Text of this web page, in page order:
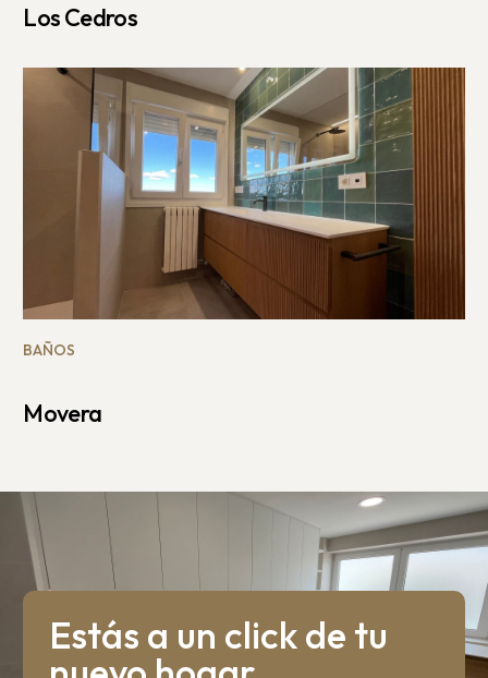
Los Cedros
BAÑOS
Movera
Estás a un click de tu